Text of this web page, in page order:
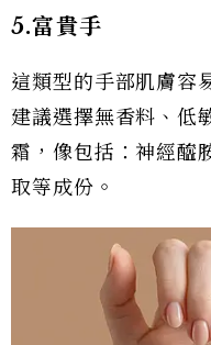
5.富貴手
這類型的手部肌膚容
建議選擇無香料、低
霜，像包括：神經醯
取等成份。